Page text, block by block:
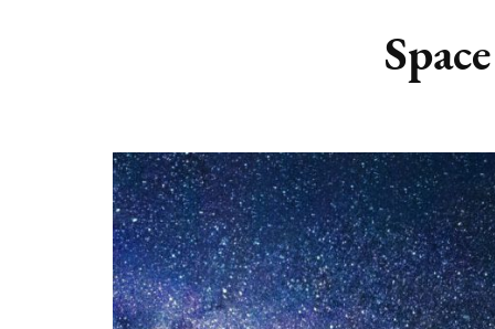
ASTROLOGIE KALENDER